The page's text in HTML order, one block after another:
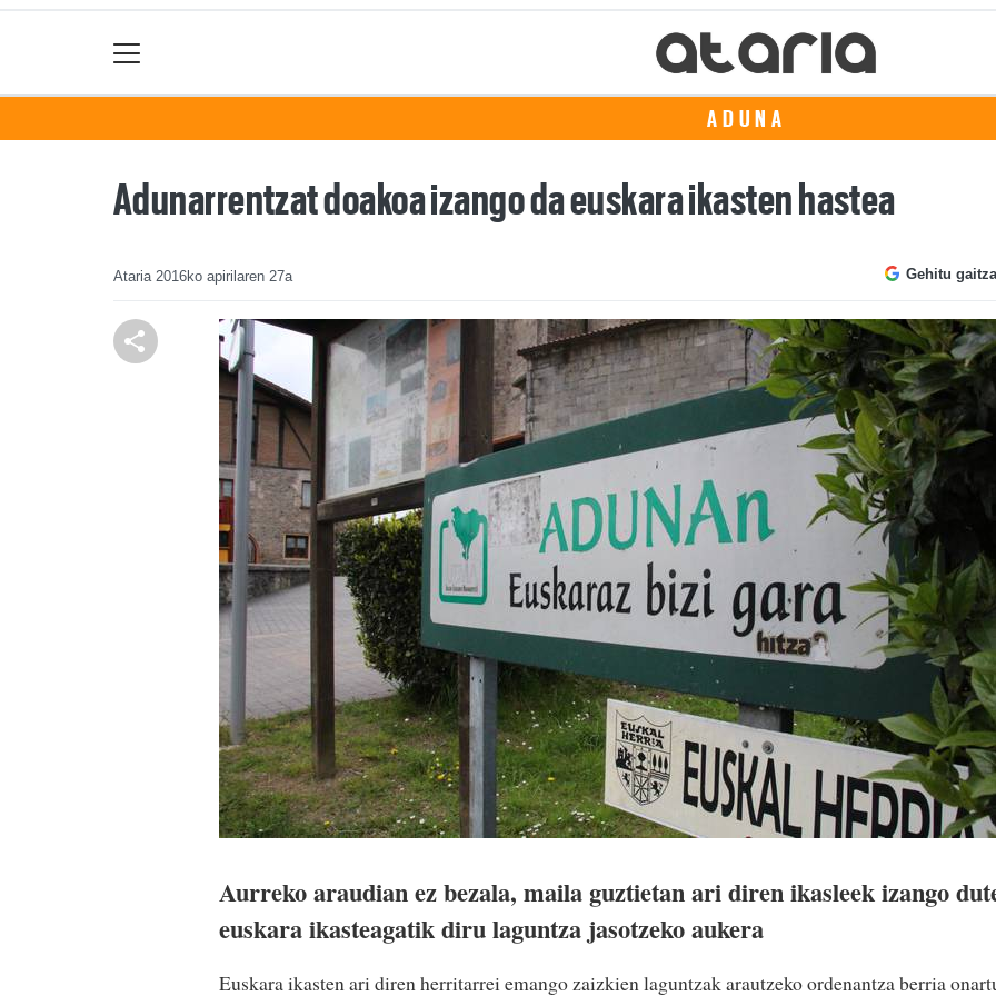
ADUNA
Adunarrentzat doakoa izango da euskara ikasten hastea
Ataria 2016ko apirilaren 27a Gehitu
Aurreko araudian ez bezala, maila guztietan ari diren ikasleek izango
euskara ikasteagatik diru laguntza jasotzeko aukera
Euskara ikasten ari diren herritarrei emango zaizkien laguntzak arautzeko ordenantza berria